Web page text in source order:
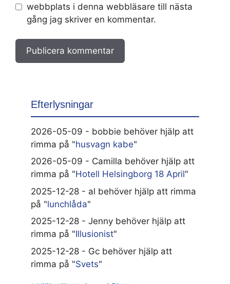
webbplats i denna webbläsare till nästa
gång jag skriver en kommentar.
Efterlysningar
2026-05-09 - bobbie behöver hjälp att
rimma på "husvagn kabe"
2026-05-09 - Camilla behöver hjälp att
rimma på "Hotell Helsingborg 18 April"
2025-12-28 - al behöver hjälp att rimma
på "lunchlåda"
2025-12-28 - Jenny behöver hjälp att
rimma på "Illusionist"
2025-12-28 - Gc behöver hjälp att
rimma på "Svets"